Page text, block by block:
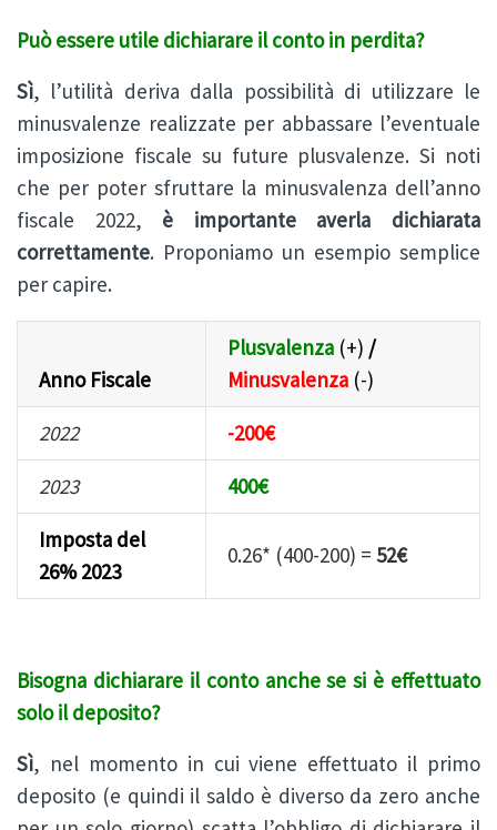
Può essere utile dichiarare il conto in perdita?
Sì, l’utilità deriva dalla possibilità di utilizzare le
minusvalenze realizzate per abbassare l’eventuale
imposizione fiscale su future plusvalenze. Si noti
che per poter sfruttare la minusvalenza dell’anno
fiscale 2022, è importante averla dichiarata
correttamente. Proponiamo un esempio semplice
per capire.
Anno Fiscale
Plusvalenza (+) /
Minusvalenza (-)
2022
-200€
2023
400€
Imposta del
26% 2023
0.26* (400-200) = 52€
Bisogna dichiarare il conto anche se si è effettuato
solo il deposito?
Sì, nel momento in cui viene effettuato il primo
deposito (e quindi il saldo è diverso da zero anche